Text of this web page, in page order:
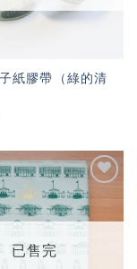
紙膠帶（綠的清
望輕
已售完